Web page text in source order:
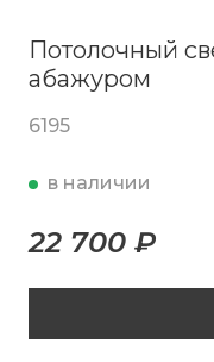
Потолочный
абажуром
6195
в наличии
22 700 ₽